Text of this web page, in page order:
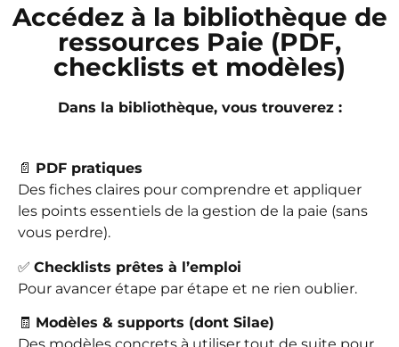
Accédez à la bibliothèque de
ressources Paie (PDF,
checklists et modèles)
Dans la bibliothèque, vous trouverez :
📄 PDF pratiques
Des fiches claires pour comprendre et appliquer
les points essentiels de la gestion de la paie (sans
vous perdre).
✅ Checklists prêtes à l’emploi
Pour avancer étape par étape et ne rien oublier.
🧾 Modèles & supports (dont Silae)